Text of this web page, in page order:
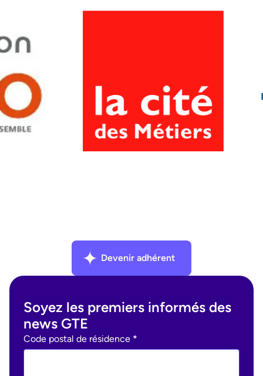
Devenir adhérent
Soyez les premiers informés des
news GTE
Ohme
:
Code postal de résidence *